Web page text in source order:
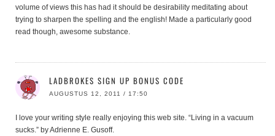
volume of views this has had it should be desirability meditating about
trying to sharpen the spelling and the english! Made a particularly good
read though, awesome substance.
LADBROKES SIGN UP BONUS CODE
AUGUSTUS 12, 2011 / 17:50
I love your writing style really enjoying this web site. “Living in a vacuum
sucks.” by Adrienne E. Gusoff.